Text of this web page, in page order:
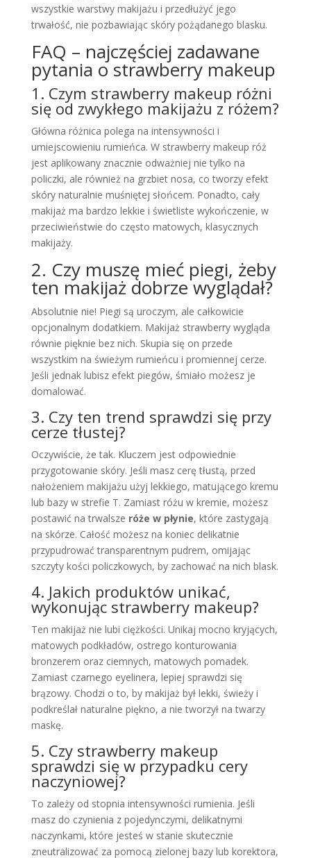
wszystkie warstwy makijażu i przedłużyć jego
trwałość, nie pozbawiając skóry pożądanego blasku.
FAQ – najczęściej zadawane
pytania o strawberry makeup
1. Czym strawberry makeup różni
się od zwykłego makijażu z różem?
Główna różnica polega na intensywności i
umiejscowieniu rumieńca. W strawberry makeup róż
jest aplikowany znacznie odważniej nie tylko na
policzki, ale również na grzbiet nosa, co tworzy efekt
skóry naturalnie muśniętej słońcem. Ponadto, cały
makijaż ma bardzo lekkie i świetliste wykończenie, w
przeciwieństwie do często matowych, klasycznych
makijaży.
2. Czy muszę mieć piegi, żeby
ten makijaż dobrze wyglądał?
Absolutnie nie! Piegi są uroczym, ale całkowicie
opcjonalnym dodatkiem. Makijaż strawberry wygląda
równie pięknie bez nich. Skupia się on przede
wszystkim na świeżym rumieńcu i promiennej cerze.
Jeśli jednak lubisz efekt piegów, śmiało możesz je
domalować.
3. Czy ten trend sprawdzi się przy
cerze tłustej?
Oczywiście, że tak. Kluczem jest odpowiednie
przygotowanie skóry. Jeśli masz cerę tłustą, przed
nałożeniem makijażu użyj lekkiego, matującego kremu
lub bazy w strefie T. Zamiast różu w kremie, możesz
postawić na trwalsze róże w płynie, które zastygają
na skórze. Całość możesz na koniec delikatnie
przypudrować transparentnym pudrem, omijając
szczyty kości policzkowych, by zachować na nich blask.
4. Jakich produktów unikać,
wykonując strawberry makeup?
Ten makijaż nie lubi ciężkości. Unikaj mocno kryjących,
matowych podkładów, ostrego konturowania
bronzerem oraz ciemnych, matowych pomadek.
Zamiast czarnego eyelinera, lepiej sprawdzi się
brązowy. Chodzi o to, by makijaż był lekki, świeży i
podkreślał naturalne piękno, a nie tworzył na twarzy
maskę.
5. Czy strawberry makeup
sprawdzi się w przypadku cery
naczyniowej?
To zależy od stopnia intensywności rumienia. Jeśli
masz do czynienia z pojedynczymi, delikatnymi
naczynkami, które jesteś w stanie skutecznie
zneutralizować za pomocą zielonej bazy lub korektora,